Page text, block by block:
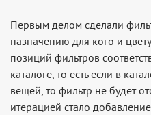
Первым делом сделали
назначению для кого и
позиций фильтров
каталоге, то есть если в
вещей, то фильтр не будет
итерацией стало